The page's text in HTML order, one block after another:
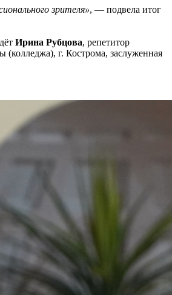
зрителя», — подвела итог
Ирина Рубцова, репетитор
(колледжа), г. Кострома, заслуженная